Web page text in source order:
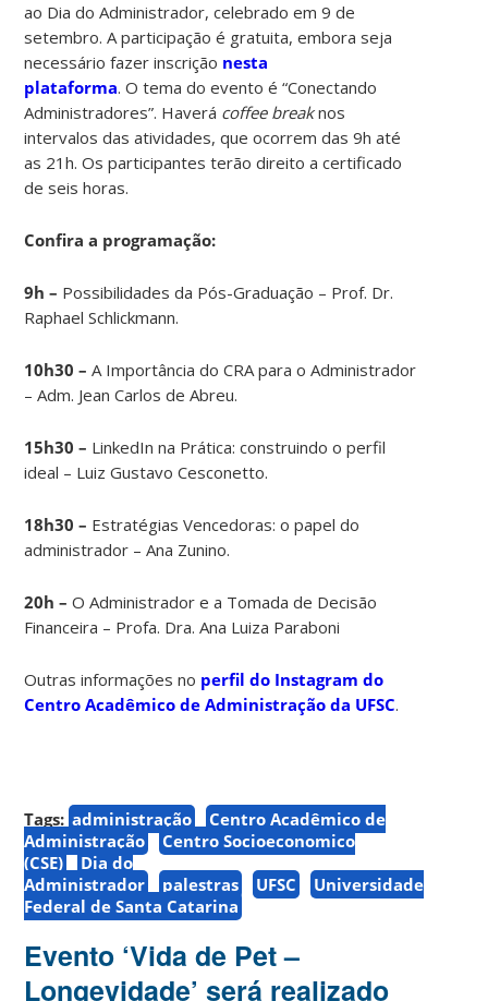
ao Dia do Administrador, celebrado em 9 de
setembro. A participação é gratuita, embora seja
necessário fazer inscrição nesta
plataforma. O tema do evento é “Conectando
Administradores”. Haverá coffee breaknos
intervalos das atividades, que ocorrem das 9h até
as 21h. Os participantes terão direito a certificado
de seis horas.
Confira a programação:
9h – Possibilidades da Pós-Graduação – Prof. Dr.
Raphael Schlickmann.
10h30 – A Importância do CRA para o Administrador
– Adm. Jean Carlos de Abreu.
15h30 – LinkedIn na Prática: construindo o perfil
ideal – Luiz Gustavo Cesconetto.
18h30 – Estratégias Vencedoras: o papel do
administrador – Ana Zunino.
20h – O Administrador e a Tomada de Decisão
Financeira – Profa. Dra. Ana Luiza Paraboni
Outras informações no perfil do Instagram do
Centro Acadêmico de Administração da UFSC.
Tags: administração
Centro Acadêmico de
Administração
Centro Socioeconomico
(CSE)
Dia do
Administrador
palestras UFSC
Universidade
Federal de Santa Catarina
Evento ‘Vida de Pet –
Longevidade’ será realizado